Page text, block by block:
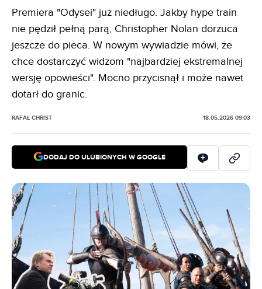
Premiera "Odysei" już niedługo. Jakby hype train
nie pędził pełną parą, Christopher Nolan dorzuca
jeszcze do pieca. W nowym wywiadzie mówi, że
chce dostarczyć widzom "najbardziej ekstremalnej
wersję opowieści". Mocno przycisnął i może nawet
dotarł do granic.
RAFAŁ CHRIST 18.05.2026 09:03
DODAJ DO ULUBIONYCH W GOOGLE